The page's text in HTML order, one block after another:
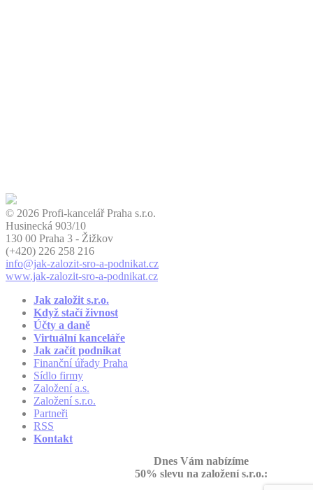
© 2026 Profi-kancelář Praha s.r.o.
Husinecká 903/10
130 00 Praha 3 - Žižkov
(+420) 226 258 216
info@jak-zalozit-sro-a-podnikat.cz
www.jak-zalozit-sro-a-podnikat.cz
Jak založit s.r.o.
Když stačí živnost
Účty a daně
Virtuální kanceláře
Jak začít podnikat
Finanční úřady Praha
Sídlo firmy
Založení a.s.
Založení s.r.o.
Partneři
RSS
Kontakt
Dnes Vám nabízíme
50% slevu na založení s.r.o.: